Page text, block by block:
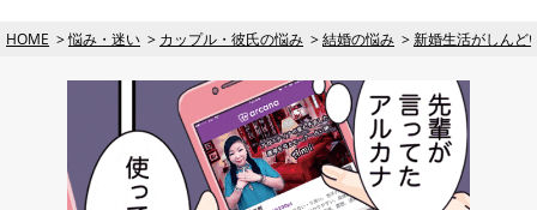
HOME 悩み・迷い カップル・彼氏の悩み 結婚の悩み 新婚生活がしんど